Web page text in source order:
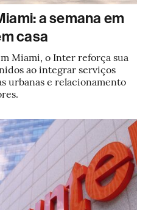
a semana em
casa
Miami, o Inter reforça sua
ao integrar serviços
urbanas e relacionamento